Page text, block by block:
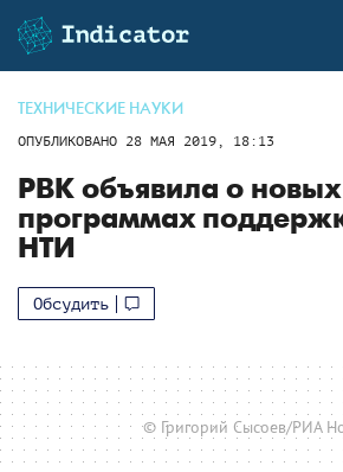
ТЕХНИЧЕСКИЕ НАУКИ
ОПУБЛИКОВАНО 28 МАЯ 2019, 18:13
РВК объявила о новых
программах
НТИ
Обсудить
© Григорий Сысоев/РИА